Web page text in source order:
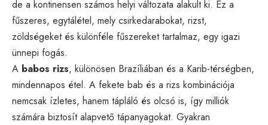
de a kontinensen számos helyi változata alakult ki. Ez a
fűszeres, egytálétel, mely csirkedarabokat, rizst,
zöldségeket és különféle fűszereket tartalmaz, egy igazi
ünnepi fogás.
A babos rizs, különösen Brazíliában és a Karib-térségben,
mindennapos étel. A fekete bab és a rizs kombinációja
nemcsak ízletes, hanem tápláló és olcsó is, így milliók
számára biztosít alapvető tápanyagokat. Gyakran